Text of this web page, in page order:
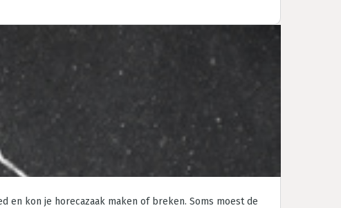
en kon je horecazaak maken of breken. Soms moest de